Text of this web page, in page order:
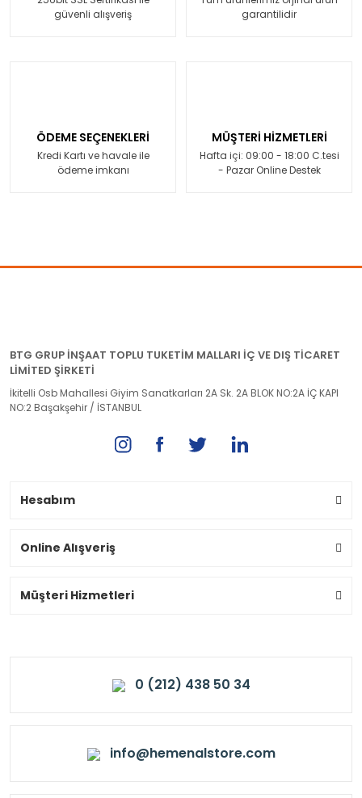
güvenli alışveriş
garantilidir
ÖDEME SEÇENEKLERİ
Kredi Kartı ve havale ile
ödeme imkanı
MÜŞTERİ HİZMETLERİ
Hafta içi: 09:00 - 18:00 C.tesi
- Pazar Online Destek
BTG GRUP İNŞAAT TOPLU TUKETİM MALLARI İÇ VE DIŞ TİCARET
LİMİTED ŞİRKETİ
İkitelli Osb Mahallesi Giyim Sanatkarları 2A Sk. 2A BLOK NO:2A İÇ KAPI
NO:2 Başakşehir / İSTANBUL
Hesabım
Online Alışveriş
Müşteri Hizmetleri
0 (212) 438 50 34
info@hemenalstore.com